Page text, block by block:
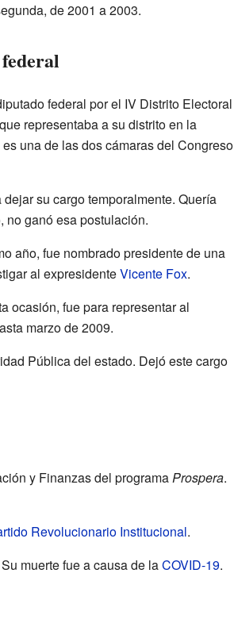
de 2001 a 2003.
federal por el IV Distrito Electoral
representaba a su distrito en la
una de las dos cámaras del Congreso
su cargo temporalmente. Quería
no ganó esa postulación.
año, fue nombrado presidente de una
al expresidenteVicente Fox.
ocasión, fue para representar al
marzo de 2009.
Pública del estado. Dejó este cargo
y Finanzas del programaProspera.
Revolucionario Institucional.
muerte fue a causa de laCOVID-19.